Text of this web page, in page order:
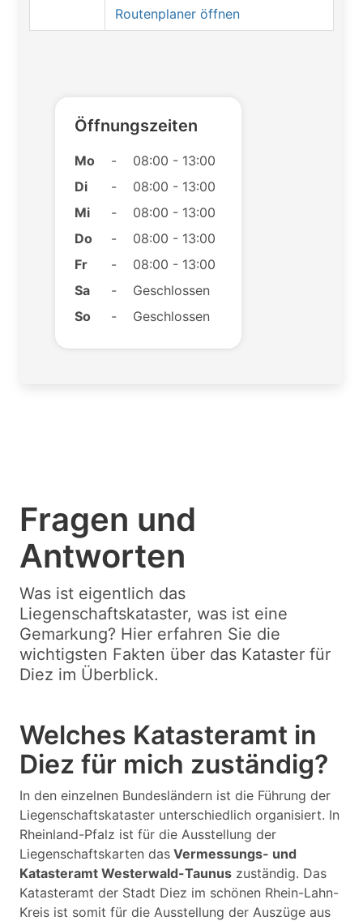
Routenplaner öffnen
Öffnungszeiten
Mo -
08:00 - 13:00
Di
-
08:00 - 13:00
Mi
-
08:00 - 13:00
Do
-
08:00 - 13:00
Fr
-
08:00 - 13:00
Sa
-
Geschlossen
So
- Geschlossen
Fragen und
Antworten
Was ist eigentlich das
Liegenschaftskataster, was ist eine
Gemarkung? Hier erfahren Sie die
wichtigsten Fakten über das Kataster für
Diez im Überblick.
Welches Katasteramt in
Diez für mich zuständig?
In den einzelnen Bundesländern ist die Führung der
Liegenschaftskataster unterschiedlich organisiert. In
Rheinland-Pfalz ist für die Ausstellung der
Liegenschaftskarten das Vermessungs- und
Katasteramt Westerwald-Taunus zuständig. Das
Katasteramt der Stadt Diez im schönen Rhein-Lahn-
Kreis ist somit für die Ausstellung der Auszüge aus